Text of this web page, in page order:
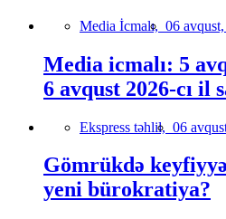
Media İcmalı, 06
Media icmalı: 5
6 avqust 2026-cı il
Ekspress təhlil, 06
Gömrükdə
yeni bürokratiya?